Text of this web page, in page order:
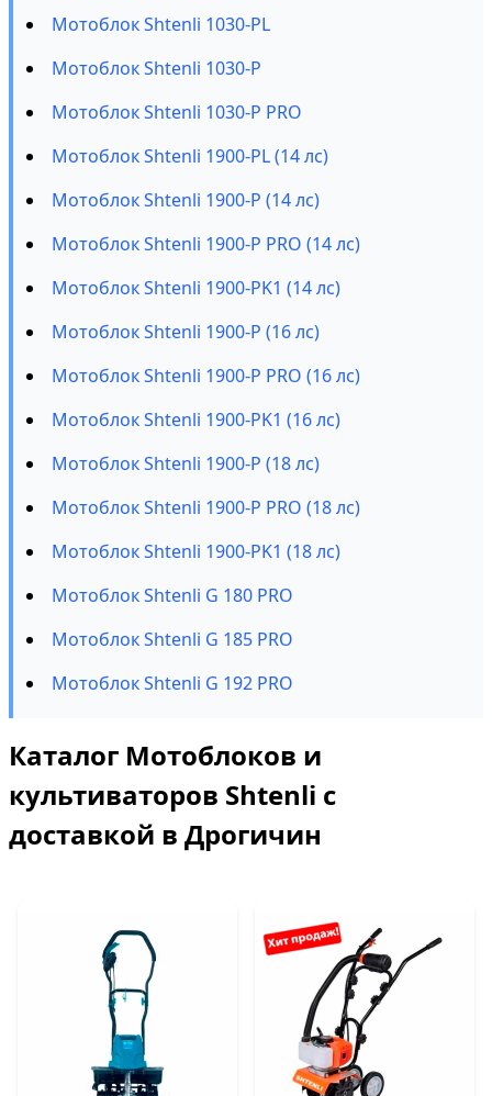
Мотоблок Shtenli 1030-PL
Мотоблок Shtenli 1030-P
Мотоблок Shtenli 1030-P PRO
Мотоблок Shtenli 1900-PL (14 лс)
Мотоблок Shtenli 1900-P (14 лс)
Мотоблок Shtenli 1900-P PRO (14 лс)
Мотоблок Shtenli 1900-PK1 (14 лс)
Мотоблок Shtenli 1900-P (16 лс)
Мотоблок Shtenli 1900-P PRO (16 лс)
Мотоблок Shtenli 1900-PK1 (16 лс)
Мотоблок Shtenli 1900-P (18 лс)
Мотоблок Shtenli 1900-P PRO (18 лс)
Мотоблок Shtenli 1900-PK1 (18 лс)
Мотоблок Shtenli G 180 PRO
Мотоблок Shtenli G 185 PRO
Мотоблок Shtenli G 192 PRO
Каталог Мотоблоков и
культиваторов Shtenli с
доставкой в Дрогичин